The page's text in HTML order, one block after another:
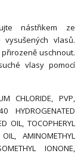
nástřikem ze
vlasů.
uschnout.
vlasy pomocí
CHLORIDE, PVP,
HYDROGENATED
OIL, TOCOPHERYL
AMINOMETHYL
IONONE,